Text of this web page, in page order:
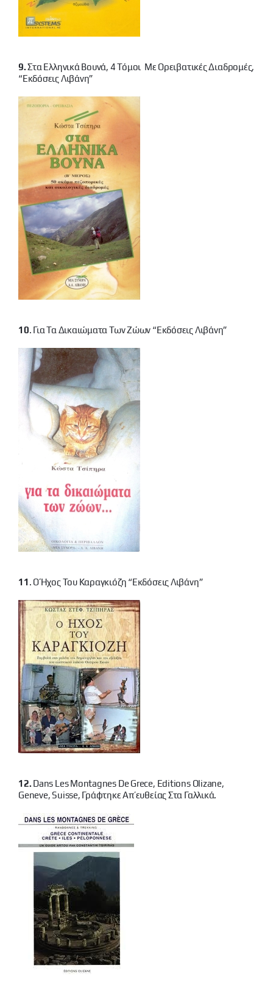
9.Στα Ελληνικά Βουνά, 4 Τόμοι Με Ορειβατικές Διαδρομές,
“εκδόσεις Λιβάνη”
10. Για Τα Δικαιώματα Των Ζώων “εκδόσεις Λιβάνη”
11. Ο Ήχος Του Καραγκιόζη “εκδόσεις Λιβάνη”
12. Dans Les Montagnes De Grece, Editions Olizane,
Geneve, Suisse, Γράφτηκε Απ’ευθείας Στα Γαλλικά.